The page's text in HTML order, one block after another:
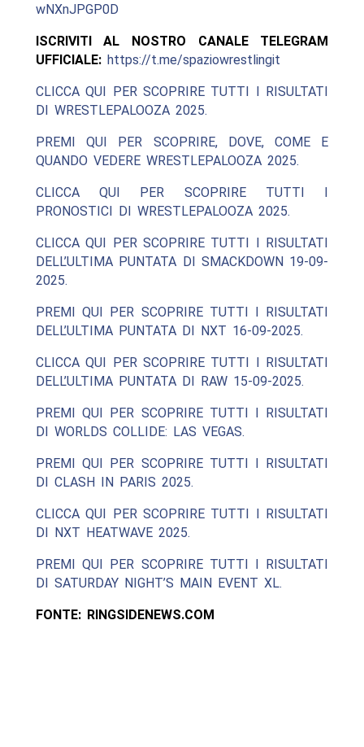
wNXnJPGP0D
ISCRIVITI AL NOSTRO CANALE TELEGRAM
UFFICIALE: https://t.me/spaziowrestlingit
CLICCA QUI PER SCOPRIRE TUTTI I RISULTATI
DI WRESTLEPALOOZA 2025.
PREMI QUI PER SCOPRIRE, DOVE, COME E
QUANDO VEDERE WRESTLEPALOOZA 2025.
CLICCA QUI PER SCOPRIRE TUTTI I
PRONOSTICI DI WRESTLEPALOOZA 2025.
CLICCA QUI PER SCOPRIRE TUTTI I RISULTATI
DELL’ULTIMA PUNTATA DI SMACKDOWN 19-09-
2025.
PREMI QUI PER SCOPRIRE TUTTI I RISULTATI
DELL’ULTIMA PUNTATA DI NXT 16-09-2025.
CLICCA QUI PER SCOPRIRE TUTTI I RISULTATI
DELL’ULTIMA PUNTATA DI RAW 15-09-2025.
PREMI QUI PER SCOPRIRE TUTTI I RISULTATI
DI WORLDS COLLIDE: LAS VEGAS.
PREMI QUI PER SCOPRIRE TUTTI I RISULTATI
DI CLASH IN PARIS 2025.
CLICCA QUI PER SCOPRIRE TUTTI I RISULTATI
DI NXT HEATWAVE 2025.
PREMI QUI PER SCOPRIRE TUTTI I RISULTATI
DI SATURDAY NIGHT’S MAIN EVENT XL.
FONTE: RINGSIDENEWS.COM